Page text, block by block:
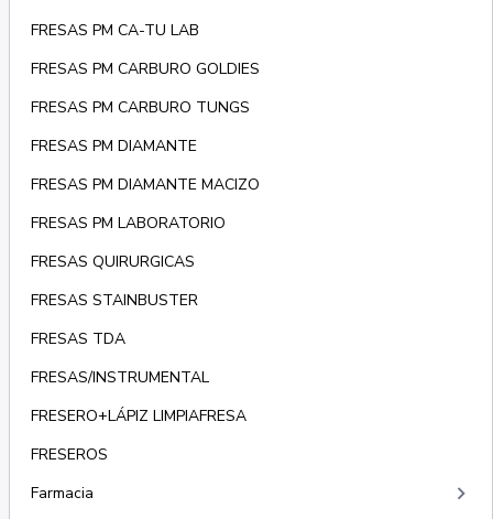
FRESAS PM CA-TU LAB
FRESAS PM CARBURO GOLDIES
FRESAS PM CARBURO TUNGS
FRESAS PM DIAMANTE
FRESAS PM DIAMANTE MACIZO
FRESAS PM LABORATORIO
FRESAS QUIRURGICAS
FRESAS STAINBUSTER
FRESAS TDA
FRESAS/INSTRUMENTAL
FRESERO+LÁPIZ LIMPIAFRESA
FRESEROS
Farmacia
keyboard_arrow_right